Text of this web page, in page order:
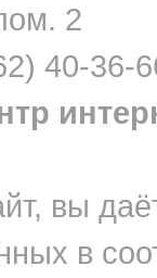
2
40-36-
вы
в